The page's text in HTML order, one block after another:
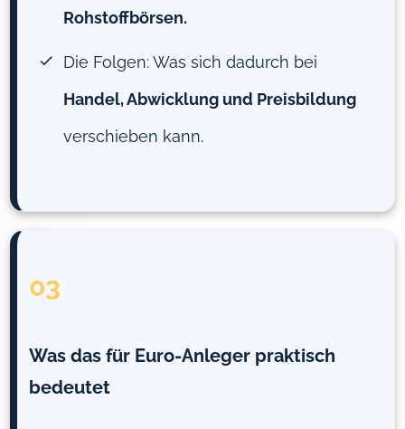
Rohstoffbörsen.
Die Folgen: Was sich dadurch bei
Handel, Abwicklung und Preisbildung
verschieben kann.
03
Was das für Euro-Anleger praktisch
bedeutet